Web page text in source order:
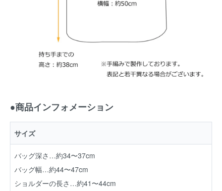
●商品インフォメーション
サイズ
バッグ深さ…約34〜37cm
バッグ幅…約44〜47cm
ショルダーの長さ…約41〜44cm